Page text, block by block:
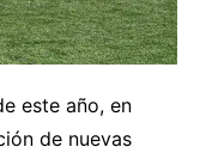
este año, en
de nuevas